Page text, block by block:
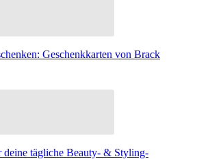
Geschenkkarten von Brack
deine tägliche Beauty- & Styling-